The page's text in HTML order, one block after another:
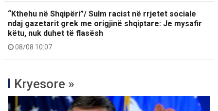
“Kthehu në Shqipëri”/ Sulm racist në rrjetet sociale
ndaj gazetarit grek me origjinë shqiptare: Je mysafir
këtu, nuk duhet të flasësh
08/08 10:07
Kryesore »